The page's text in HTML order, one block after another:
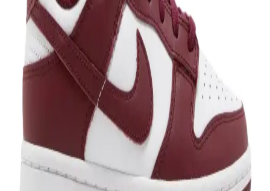
Lacivert Crocs ile Konfor ve Şıklığı Bir Arada
Sunan Ayakkabı Seçenekleri
Lacivert Crocs, rahatlık ve şıklığı bir arada sunan, çeşitli
modelleriyle her ortamda tercih edilen ayakkabılardır. Günlük, iş
veya tatil için ideal seçenekler sunar.
Nike ve Converse Modelleri: Klasik ve Modern Spor
Ayakkabılar Hakkında Detaylı Bilgi
Nike ve Converse modelleri, şıklık ve konforu bir arada sunar.
Klasikten moderne, spor ve günlük tarzlara uygun seçeneklerle
tarzınızı tamamlayın.
Kyrie SpongeBob Temalı Spor Ayakkabılar:
Eğlenceli ve Yenilikçi Moda Trendleri